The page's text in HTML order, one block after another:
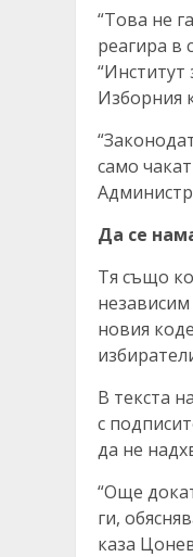
“Това не
реагира в
Изборния
само
Да се
Тя също
новия
В текста
с
да не
“Още
ги,
каза